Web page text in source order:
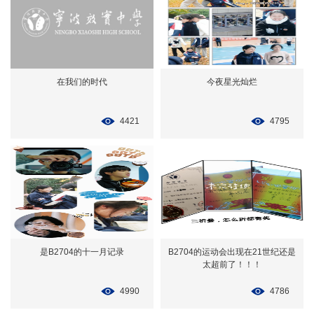
在我们的时代
4421
今夜星光灿烂
4795
是B2704的十一月记录
4990
B2704的运动会出现在21世纪还是
太超前了！！！
4786